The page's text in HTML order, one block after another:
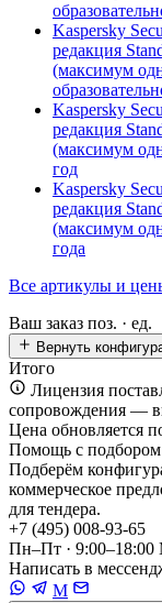
Kaspersky
редакция
(максимум
Kaspersky
редакция
(максимум
год
Kaspersky
редакция
(максимум
года
Все артикулы и
Ваш заказ поз. · ед.
Вернуть
Итого
Лицензия
сопровождения —
Цена обновляется
Помощь с подбором
Подберём
коммерческое
для тендера.
+7 (495) 008-93-65
Пн–Пт ·
Написать в
M